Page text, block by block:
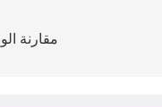
مقارنة